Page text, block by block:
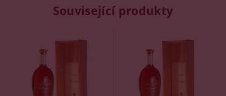
Související produkty